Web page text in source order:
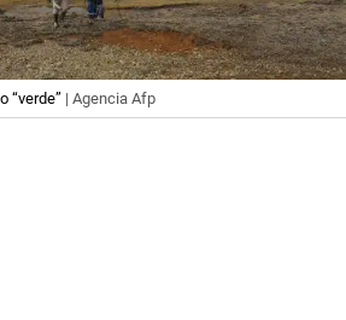
“verde” | Agencia Afp